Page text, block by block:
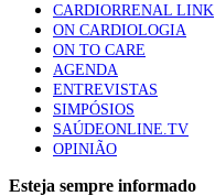
CARDIORRENAL LINK
ON CARDIOLOGIA
ON TO CARE
AGENDA
ENTREVISTAS
SIMPÓSIOS
SAÚDEONLINE.TV
OPINIÃO
Esteja sempre informado